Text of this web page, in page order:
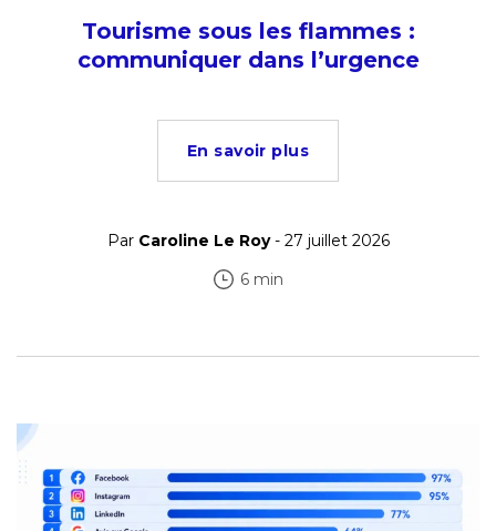
Tourisme sous les flammes :
communiquer dans l’urgence
En savoir plus
Par Caroline Le Roy- 27 juillet 2026
6 min